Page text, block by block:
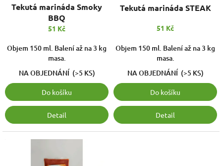
ů
Tekutá marináda Smoky
BBQ
51 Kč
Objem 150 ml. Balení až na 3 kg
masa.
NA OBJEDNÁNÍ (>5 KS)
Do košíku
Detail
Tekutá marináda STEAK
51 Kč
Objem 150 ml. Balení až na 3 kg
masa.
NA OBJEDNÁNÍ (>5 KS)
Do košíku
Detail